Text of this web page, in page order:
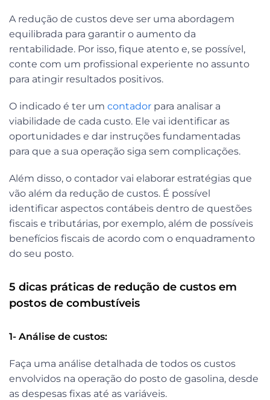
A redução de custos deve ser uma abordagem
equilibrada para garantir o aumento da
rentabilidade. Por isso, fique atento e, se possível,
conte com um profissional experiente no assunto
para atingir resultados positivos.
O indicado é ter um contador para analisar a
viabilidade de cada custo. Ele vai identificar as
oportunidades e dar instruções fundamentadas
para que a sua operação siga sem complicações.
Além disso, o contador vai elaborar estratégias que
vão além da redução de custos. É possível
identificar aspectos contábeis dentro de questões
fiscais e tributárias, por exemplo, além de possíveis
benefícios fiscais de acordo com o enquadramento
do seu posto.
5 dicas práticas de redução de custos em
postos de combustíveis
1- Análise de custos:
Faça uma análise detalhada de todos os custos
envolvidos na operação do posto de gasolina, desde
as despesas fixas até as variáveis.